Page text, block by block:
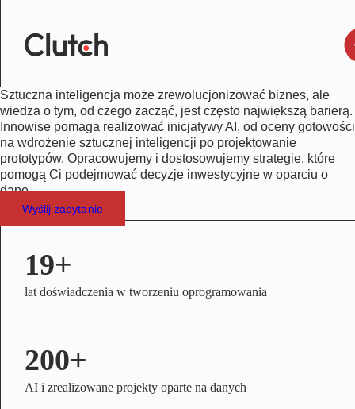
Sztuczna inteligencja może zrewolucjonizować biznes, ale
wiedza o tym, od czego zacząć, jest często największą barierą.
Innowise pomaga realizować inicjatywy AI, od oceny gotowości
na wdrożenie sztucznej inteligencji po projektowanie
prototypów. Opracowujemy i dostosowujemy strategie, które
pomogą Ci podejmować decyzje inwestycyjne w oparciu o
dane.
Wyślij zapytanie
19+
lat doświadczenia w tworzeniu oprogramowania
200+
AI i zrealizowane projekty oparte na danych